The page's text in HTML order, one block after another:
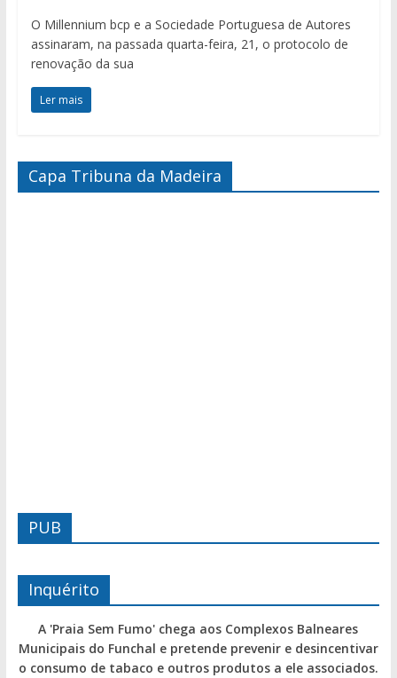
O Millennium bcp e a Sociedade Portuguesa de Autores
assinaram, na passada quarta-feira, 21, o protocolo de
renovação da sua
Ler mais
Capa Tribuna da Madeira
PUB
Inquérito
A 'Praia Sem Fumo' chega aos Complexos Balneares
Municipais do Funchal e pretende prevenir e desincentivar
o consumo de tabaco e outros produtos a ele associados.